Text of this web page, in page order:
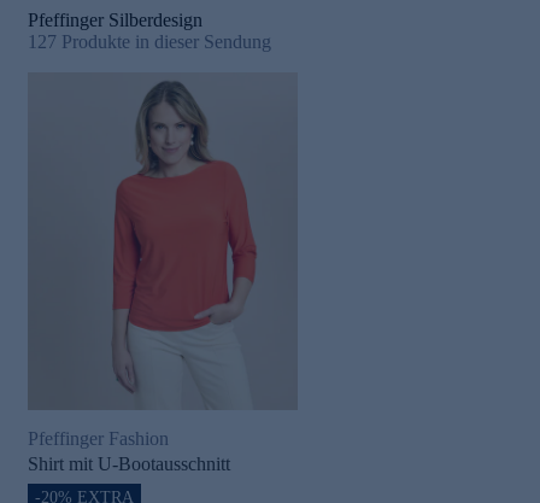
Pfeffinger Silberdesign
127 Produkte in dieser Sendung
Pfeffinger Fashion
Shirt mit U-Bootausschnitt
-20% EXTRA